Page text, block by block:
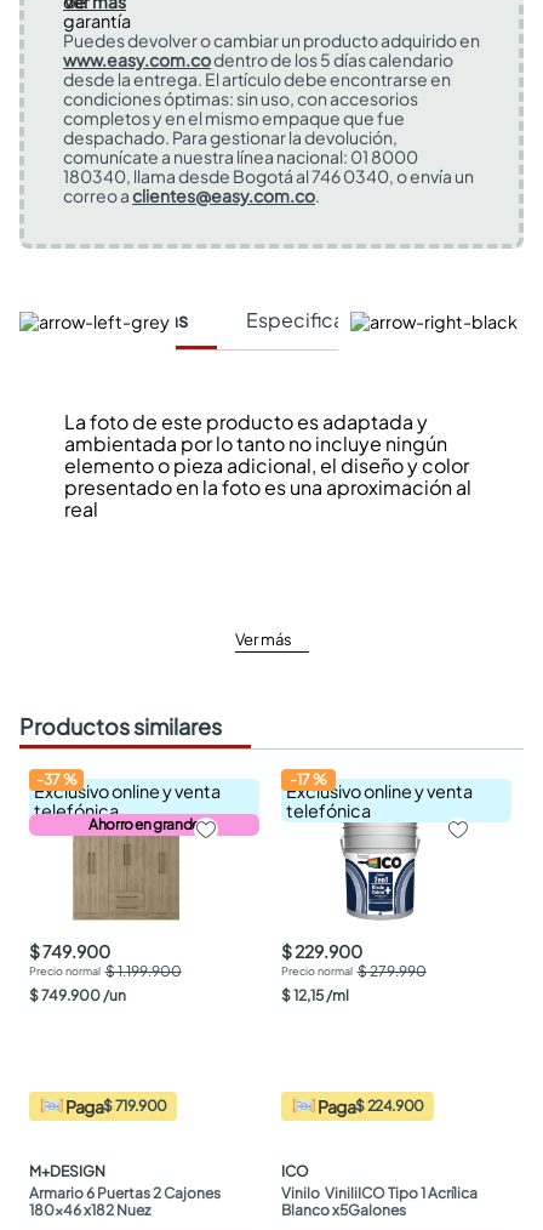
Puedes devolver o cambiar un producto adquirido en
www.easy.com.codentro de los 5 días calendario
desde la entrega. El artículo debe encontrarse en
condiciones óptimas: sin uso, con accesorios
completos y en el mismo empaque que fue
despachado. Para gestionar la devolución,
comunícate a nuestra línea nacional: 01 8000
180340, llama desde Bogotá al 746 0340, o envía un
correo aclientes@easy.com.co.
Características Especificaciones Técnicas
La foto de este producto es adaptada y
ambientada por lo tanto no incluye ningún
elemento o pieza adicional, el diseño y color
presentado en la foto es una aproximación al
real
Ver más
Productos similares
Exclusivo online y venta
telefónica
Ahorro en grande
-37%
$ 749.900
$ 1.199.900
$749.900 /un
Paga$ 719.900
M+DESIGN
Armario 6 Puertas 2 Cajones
180x46 x182 Nuez
Exclusivo online y venta
telefónica
-17%
$ 229.900
$ 279.990
$12,15 /ml
Paga$ 224.900
ICO
Vinilo  ViniliICO Tipo 1 Acrílica
Blanco x5Galones